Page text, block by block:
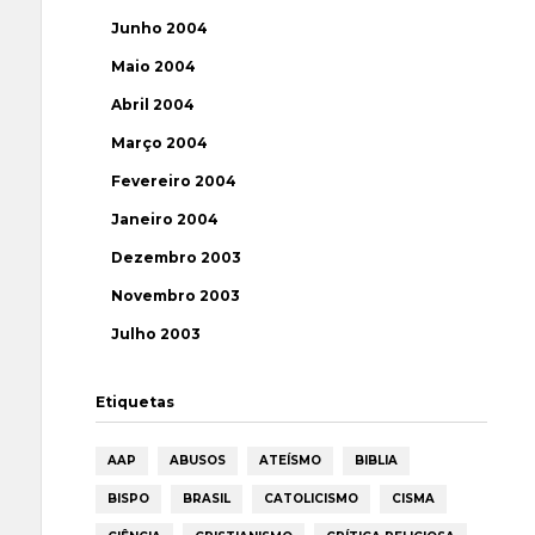
Junho 2004
Maio 2004
Abril 2004
Março 2004
Fevereiro 2004
Janeiro 2004
Dezembro 2003
Novembro 2003
Julho 2003
Etiquetas
AAP ABUSOS ATEÍSMO BIBLIA
BISPO BRASIL CATOLICISMO CISMA